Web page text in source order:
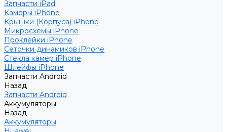
Запчасти iPad
Камеры iPhone
Крышки (Корпуса) iPhone
Микросхемы iPhone
Проклейки iPhone
Сеточки динамиков iPhone
Стекла камер iPhone
Шлейфы iPhone
Запчасти Android
Назад
Запчасти Android
Аккумуляторы
Назад
Аккумуляторы